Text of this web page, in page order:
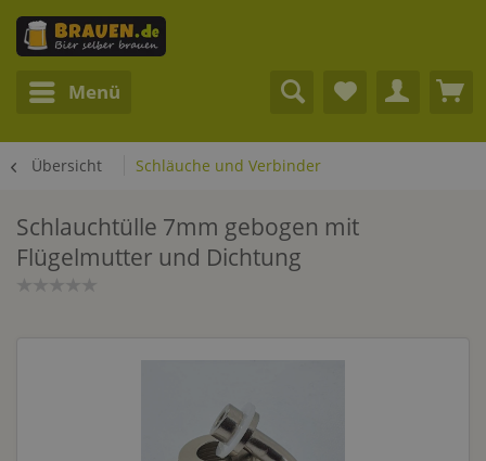
Menü
Übersicht Schläuche und Verbinder
Schlauchtülle 7mm gebogen mit
Flügelmutter und Dichtung